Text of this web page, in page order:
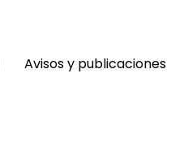
Avisos y publicaciones